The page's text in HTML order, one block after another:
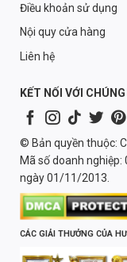
Điều khoản sử dụng
Nội quy cửa hàng
Liên hệ
KẾT NỐI VỚI
© Bản quyền thuộc:
Mã số doanh nghiệp:
ngày 01/11/2013.
CÁC GIẢI THƯỞNG CỦA